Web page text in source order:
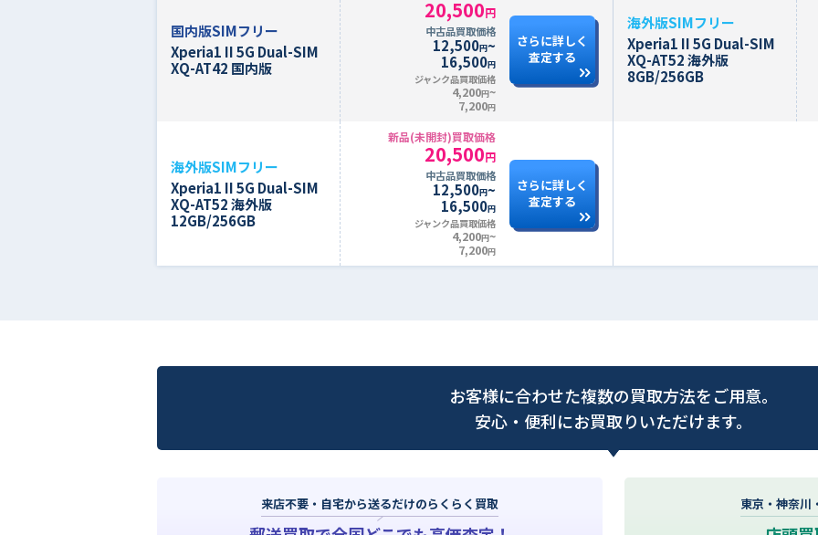
国内版SIMフリー
Xperia1 II 5G Dual-SIM
XQ-AT42 国内版
20,500円
中古品買取価格
12,500円~
16,500円
ジャンク品買取価格
4,200円~
7,200円
さらに詳しく
査定する
海外版SIMフリー
Xperia1 II 5G Dual-SIM
XQ-AT52 海外版
8GB/256GB
海外版SIMフリー
Xperia1 II 5G Dual-SIM
XQ-AT52 海外版
12GB/256GB
新品(未開封)買取価格
20,500円
中古品買取価格
12,500円~
16,500円
ジャンク品買取価格
4,200円~
7,200円
さらに詳しく
査定する
お客様に合わせた複数の買取方法をご用意。
安心・便利にお買取りいただけます。
来店不要・自宅から送るだけのらくらく買取 東京・神奈川